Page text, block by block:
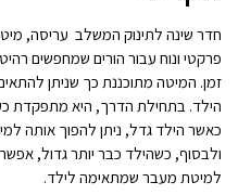
חדר שינה לתינוק המשלב עריסה,
פרקטי ונוח עבור הורים שמחפשים
זמן. המיטה מתוכננת כך שניתן
הילד. בתחילת הדרך, היא מתפקדת
כאשר הילד גדל, ניתן להפוך אותה
ולבסוף, כשהילד כבר יותר גדול,
למיטת מעבר שמתאימה לילד.